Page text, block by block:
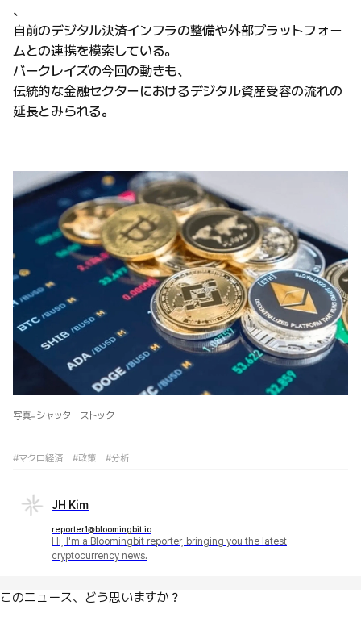
、
自前のデジタル決済インフラの整備や外部プラットフォー
ムとの連携を模索している。
バークレイズの今回の動きも、
伝統的な金融セクターにおけるデジタル資産受容の流れの
延長とみられる。
写真=シャッターストック
#マクロ経済 #政策 #分析
JH Kim
reporter1@bloomingbit.io
Hi, I'm a Bloomingbit reporter, bringing you the latest
cryptocurrency news.
このニュース、どう思いますか？